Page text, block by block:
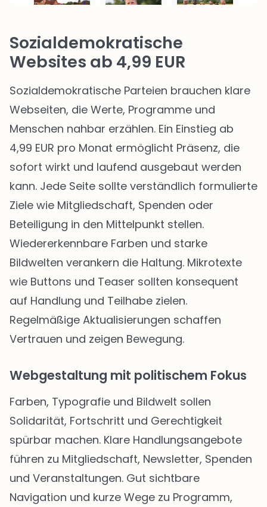
Sozialdemokratische
Websites ab 4,99 EUR
Sozialdemokratische Parteien brauchen klare
Webseiten, die Werte, Programme und
Menschen nahbar erzählen. Ein Einstieg ab
4,99 EUR pro Monat ermöglicht Präsenz, die
sofort wirkt und laufend ausgebaut werden
kann. Jede Seite sollte verständlich formulierte
Ziele wie Mitgliedschaft, Spenden oder
Beteiligung in den Mittelpunkt stellen.
Wiedererkennbare Farben und starke
Bildwelten verankern die Haltung. Mikrotexte
wie Buttons und Teaser sollten konsequent
auf Handlung und Teilhabe zielen.
Regelmäßige Aktualisierungen schaffen
Vertrauen und zeigen Bewegung.
Webgestaltung mit politischem Fokus
Farben, Typografie und Bildwelt sollen
Solidarität, Fortschritt und Gerechtigkeit
spürbar machen. Klare Handlungsangebote
führen zu Mitgliedschaft, Newsletter, Spenden
und Veranstaltungen. Gut sichtbare
Navigation und kurze Wege zu Programm,